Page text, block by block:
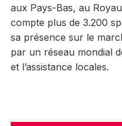
aux Pays-Bas, au
compte plus de 3.200
sa présence sur le
par un réseau mondial
et l’assistance locales.